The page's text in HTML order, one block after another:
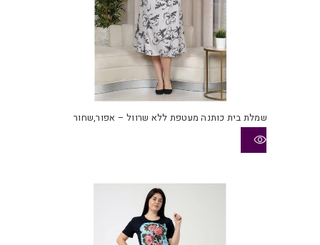
שמלת בית כותנה מעטפת ללא שרוול – אפור,שחור